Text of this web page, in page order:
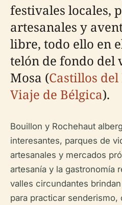
festivales locales,
artesanales y
libre, todo ello en
telón de fondo del
Mosa (Castillos
Viaje de Bélgica).
Bouillon y Rochehaut
interesantes, parques de
artesanales y mercados
artesanía y la gastronomía
valles circundantes
para practicar